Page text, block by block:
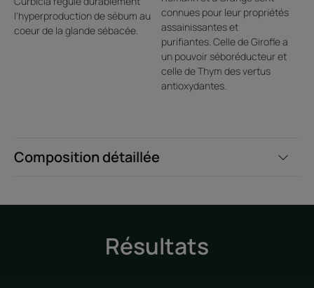
Composition détaillée
l'hyperproduction de sébum au
coeur de la glande sébacée.
connues pour leur propriétés
assainissantes et
purifiantes. Celle de Girofle a
un pouvoir séboréducteur et
celle de Thym des vertus
antioxydantes.
Résultats